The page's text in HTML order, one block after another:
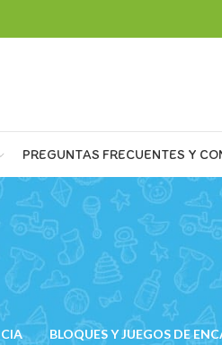
PREGUNTAS FRECUENTES Y
BLOQUES Y JUEGOS DE